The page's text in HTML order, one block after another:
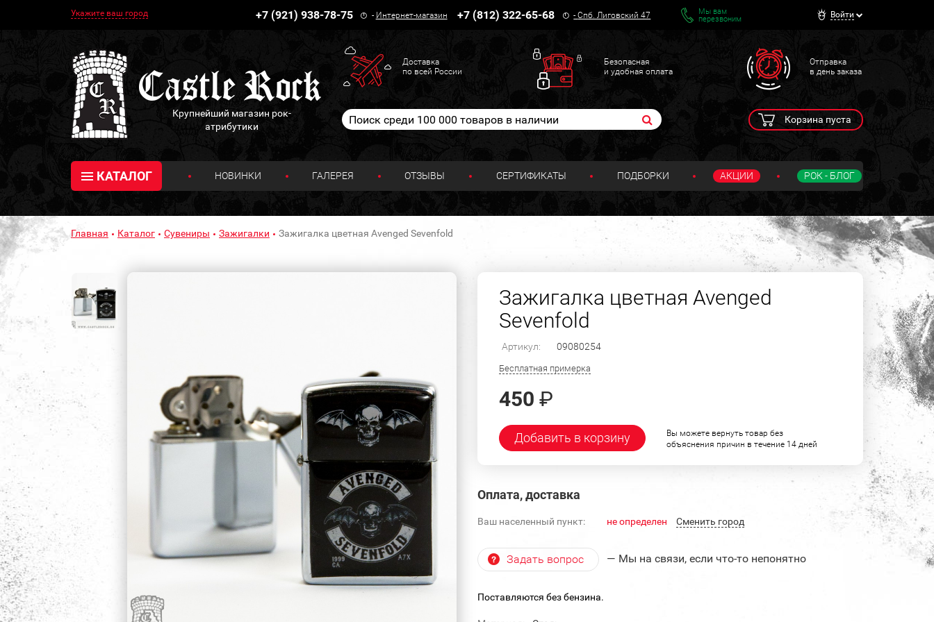
Укажите ваш город +7 (921) 938-78-75 - Интернет-магазин +7 (812) 322-65-68 -Спб. Лиговский 47
Мы вам
перезвоним
Войти
Крупнейший магазин рок-
атрибутики
Доставка
по всей России
Безопасная
и удобная оплата
Отправка
в день заказа
Корзина пуста
КАТАЛОГ НОВИНКИ ГАЛЕРЕЯ ОТЗЫВЫ СЕРТИФИКАТЫ ПОДБОРКИ АКЦИИ РОК - БЛОГ
Главная Каталог Сувениры Зажигалки Зажигалка цветная Avenged Sevenfold
Зажигалка цветная Avenged
Sevenfold
Артикул: 09080254
Бесплатная примерка
450 ₽
Добавить в корзину
Вы можете вернуть товар без
объяснения причин в течение 14 дней
Оплата, доставка
Ваш населенный пункт: не определен Cменить город
Задать вопрос — Мы на связи, если что-то непонятно
Поставляются без бензина.